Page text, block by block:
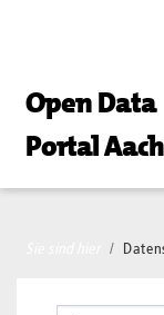
Open Data
Portal